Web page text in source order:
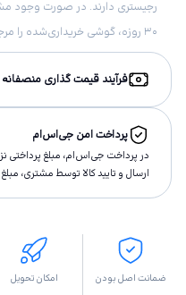
رجیستری دارند. در صورت وجود
۳۰ روزه، گوشی خریداری‌شده را مرجوع کنید.
فرآیند قیمت گذاری منصفانه
پرداخت امن جی‌اس‌ام
در پرداخت جی‌اس‌ام، مبلغ پرداختى
ارسال و تاييد كالا توسط مشتری،
ضمانت اصل بودن
امکان تحویل